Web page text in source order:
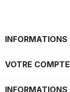
INFORMATIONS
VOTRE COMPTE
INFORMATIONS